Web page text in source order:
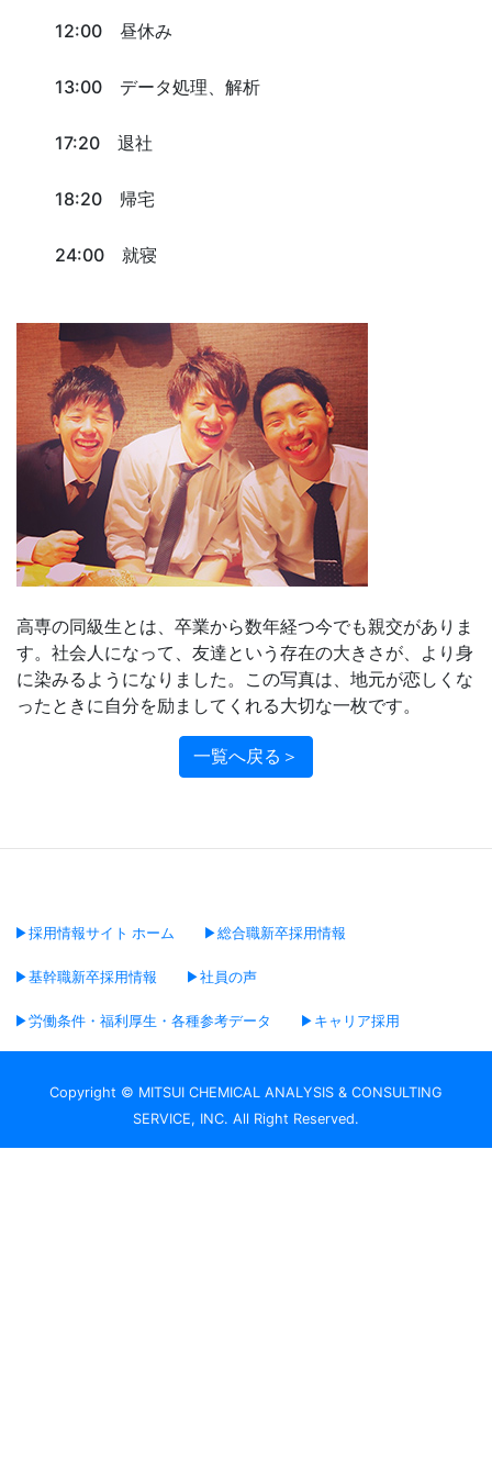
12:00 昼休み
13:00 データ処理、解析
17:20 退社
18:20 帰宅
24:00 就寝
高専の同級生とは、卒業から数年経つ今でも親交がありま
す。社会人になって、友達という存在の大きさが、より身
に染みるようになりました。この写真は、地元が恋しくな
ったときに自分を励ましてくれる大切な一枚です。
一覧へ戻る＞
▶採用情報サイト ホーム ▶総合職新卒採用情報
▶基幹職新卒採用情報 ▶社員の声
▶労働条件・福利厚生・各種参考データ ▶キャリア採用
Copyright © MITSUI CHEMICAL ANALYSIS & CONSULTING
SERVICE, INC. All Right Reserved.